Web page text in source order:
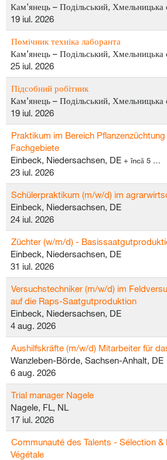
Кам’янець – Подільський,
19 iul. 2026
Помічник техніка лаборанта
Кам’янець – Подільський,
25 iul. 2026
Підсобний робітник
Кам’янець – Подільський,
19 iul. 2026
Praktikum im Bereich
Fachgebiete
Einbeck, Niedersachsen, DE + încă 5 …
23 iul. 2026
Schülerpraktikum (m/w/d) im
Einbeck, Niedersachsen, DE
24 iul. 2026
Züchter (w/m/d) -
Einbeck, Niedersachsen, DE
31 iul. 2026
Versuchstechniker (m/w/d) im
auf die Raps-Saatgutproduktion
Einbeck, Niedersachsen, DE
4 aug. 2026
Aushilfskräfte (m/w/d) Mitarbeiter für
Wanzleben-Börde, Sachsen-Anhalt, DE
6 aug. 2026
Trial manager Nagele
Nagele, FL, NL
17 iul. 2026
Communauté des Talents - Sélection
Végétale